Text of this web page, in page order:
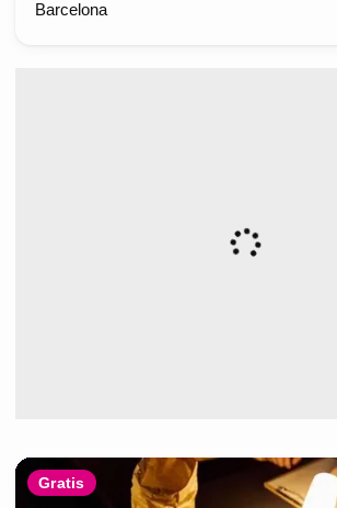
Barcelona
Gratis